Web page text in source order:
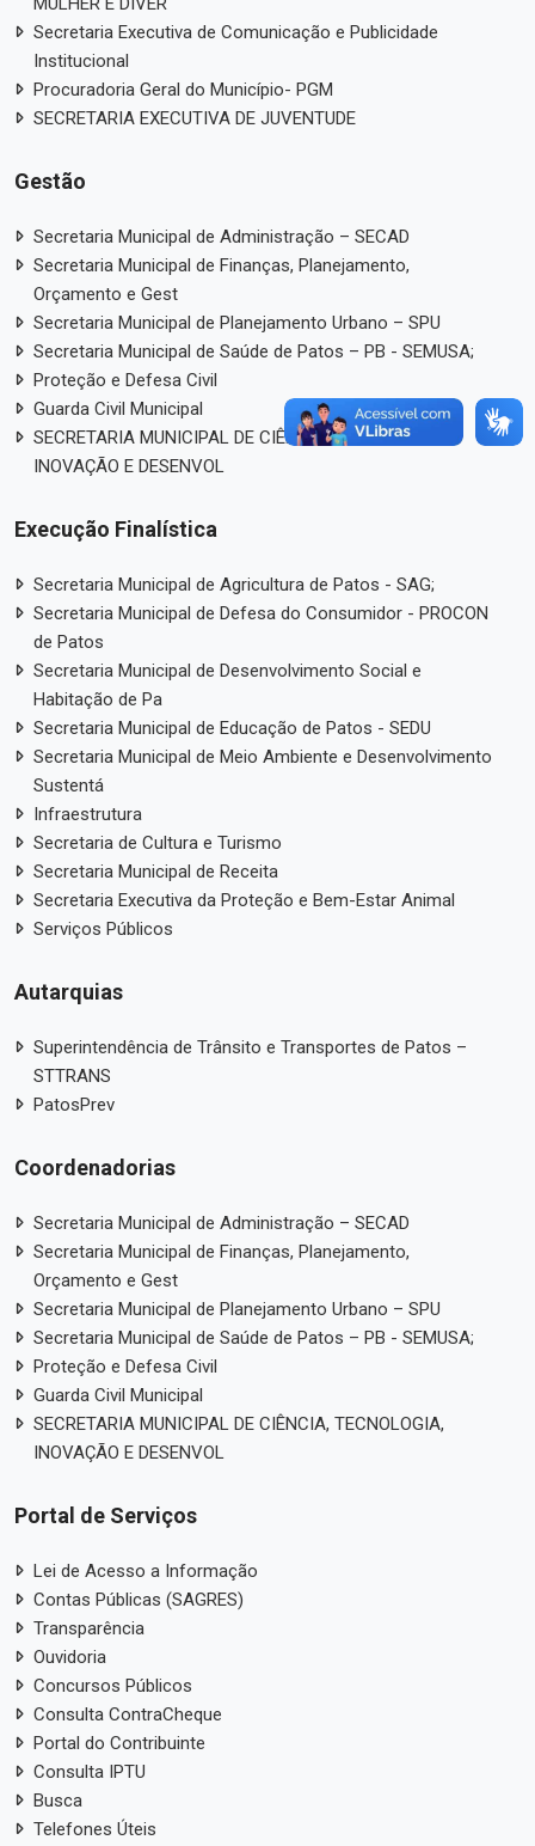
Secretaria Executiva de Comunicação e Publicidade
Institucional
Procuradoria Geral do Município- PGM
SECRETARIA EXECUTIVA DE JUVENTUDE
Gestão
Secretaria Municipal de Administração – SECAD
Secretaria Municipal de Finanças, Planejamento,
Orçamento e Gest
Secretaria Municipal de Planejamento Urbano – SPU
Secretaria Municipal de Saúde de Patos – PB - SEMUSA;
Proteção e Defesa Civil
Guarda Civil Municipal
SECRETARIA MUNICIPAL DE CIÊNCIA, TECNOLOGIA,
INOVAÇÃO E DESENVOL
Execução Finalística
Secretaria Municipal de Agricultura de Patos - SAG;
Secretaria Municipal de Defesa do Consumidor - PROCON
de Patos
Secretaria Municipal de Desenvolvimento Social e
Habitação de Pa
Secretaria Municipal de Educação de Patos - SEDU
Secretaria Municipal de Meio Ambiente e Desenvolvimento
Sustentá
Infraestrutura
Secretaria de Cultura e Turismo
Secretaria Municipal de Receita
Secretaria Executiva da Proteção e Bem-Estar Animal
Serviços Públicos
Autarquias
Superintendência de Trânsito e Transportes de Patos –
STTRANS
PatosPrev
Coordenadorias
Secretaria Municipal de Administração – SECAD
Secretaria Municipal de Finanças, Planejamento,
Orçamento e Gest
Secretaria Municipal de Planejamento Urbano – SPU
Secretaria Municipal de Saúde de Patos – PB - SEMUSA;
Proteção e Defesa Civil
Guarda Civil Municipal
SECRETARIA MUNICIPAL DE CIÊNCIA, TECNOLOGIA,
INOVAÇÃO E DESENVOL
Portal de Serviços
Lei de Acesso a Informação
Contas Públicas (SAGRES)
Transparência
Ouvidoria
Concursos Públicos
Consulta ContraCheque
Portal do Contribuinte
Consulta IPTU
Busca
Telefones Úteis